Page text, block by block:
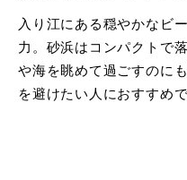
入り江にある穏やかなビ
力。砂浜はコンパクトで
や海を眺めて過ごすのに
を避けたい人におすすめで